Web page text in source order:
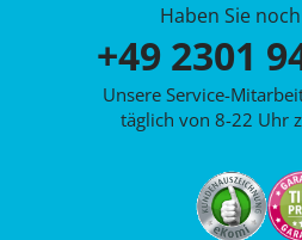
Haben Sie
+49 2301
Unsere Service-
täglich von 8-22 Uhr